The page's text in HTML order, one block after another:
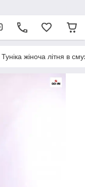
Туніка жіноча літня в